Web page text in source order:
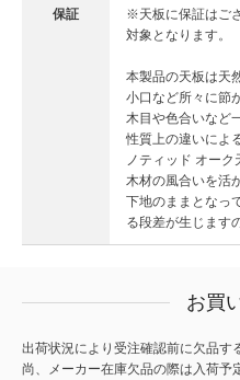
保証
※天板に保証はご
対象となります。
本製品の天板は天
小口など所々に節
木目や色合いなど
性質上の違いによ
ノティッド オーク
木材の風合いを活
下地のままとなっ
る段差が生じます
お買
出荷状況により受注確認前に欠品す
尚、メーカー在庫欠品の際は入荷予